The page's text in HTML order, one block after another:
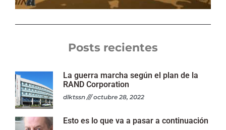
Posts recientes
La guerra marcha según el plan de la
RAND Corporation
dlktssn octubre 28, 2022
Esto es lo que va a pasar a continuación